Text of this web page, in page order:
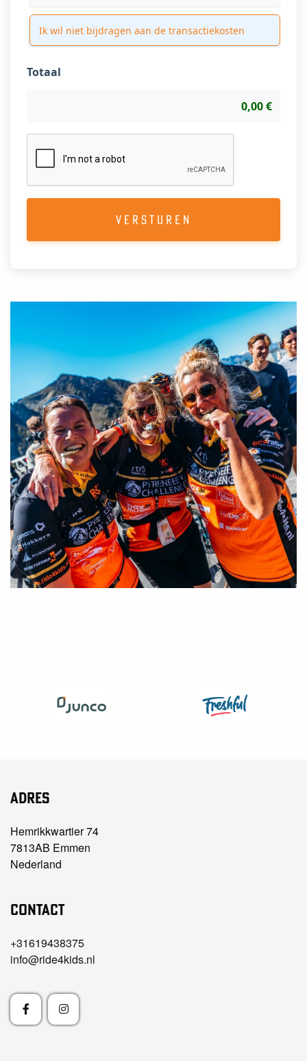
Ik wil niet bijdragen aan de transactiekosten
Totaal
0,00 €
Adres
Hemrikkwartier 74
7813AB Emmen
Nederland
Contact
+31619438375
info@ride4kids.nl